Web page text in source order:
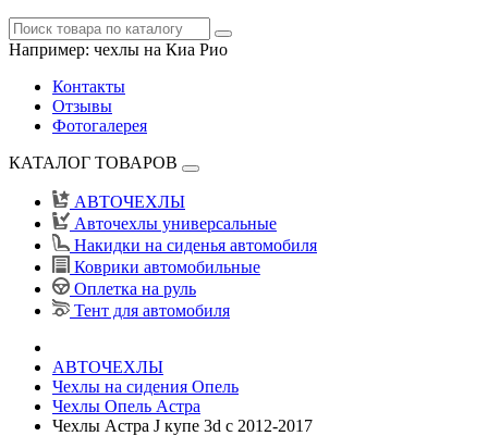
Например: чехлы на Киа Рио
Контакты
Отзывы
Фотогалерея
КАТАЛОГ ТОВАРОВ
АВТОЧЕХЛЫ
Авточехлы универсальные
Накидки на сиденья автомобиля
Коврики автомобильные
Оплетка на руль
Тент для автомобиля
АВТОЧЕХЛЫ
Чехлы на сидения Опель
Чехлы Опель Астра
Чехлы Астра J купе 3d с 2012-2017